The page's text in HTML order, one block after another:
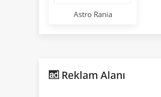
Astro Rania
Reklam Alanı